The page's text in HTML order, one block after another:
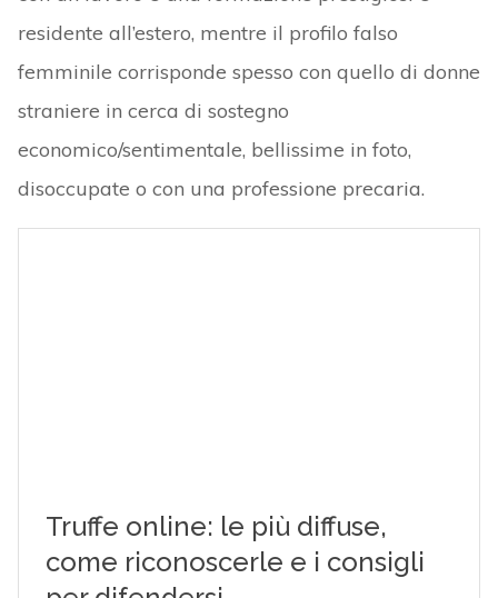
residente all’estero, mentre il profilo falso
femminile corrisponde spesso con quello di donne
straniere in cerca di sostegno
economico/sentimentale, bellissime in foto,
disoccupate o con una professione precaria.